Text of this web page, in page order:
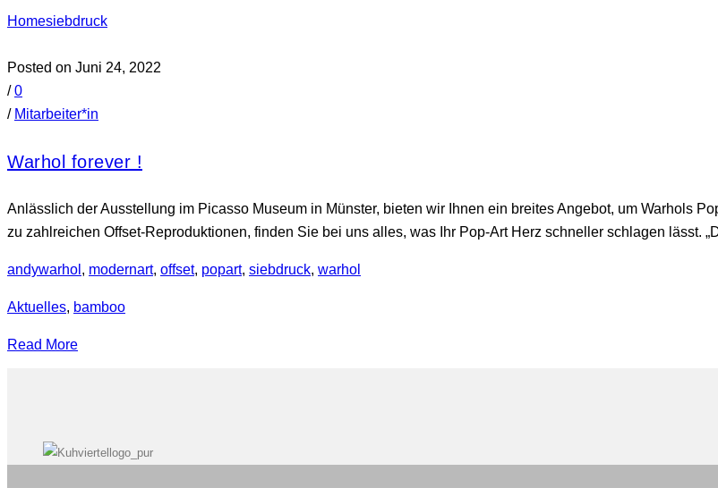
Homesiebdruck
Posted on Juni 24, 2022
/0
/ Mitarbeiter*in
Warhol forever !
Anlässlich der Ausstellung im Picasso Museum in Münster, bieten wir Ihnen ein breites Angebot, um Warhols
zu zahlreichen Offset-Reproduktionen, finden Sie bei uns alles, was Ihr Pop-Art Herz schneller schlagen lässt.
andywarhol , modernart, offset, popart, siebdruck, warhol
Aktuelles, bamboo
Read More